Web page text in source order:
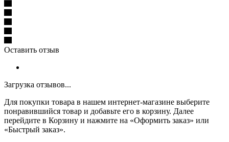
Оставить отзыв
Загрузка отзывов...
Для покупки товара в нашем интернет-магазине выберите
понравившийся товар и добавьте его в корзину. Далее
перейдите в Корзину и нажмите на «Оформить заказ» или
«Быстрый заказ».